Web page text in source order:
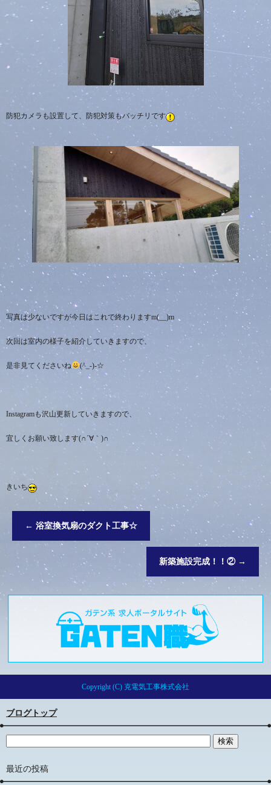
防犯カメラも設置して、防犯対策もバッチリです
写真は少ないですが今日はこれで終わりますm(__)m
次回は室内の様子を紹介していきますので、
是非見てくださいね (^_-)-☆
Instagramも沢山更新していきますので、
宜しくお願い致します(∩´∀ ｀ )∩
きいち
← 浴室換気扇のダクト工事☆
新築施設完成！！② →
Copyright (C) 克電気工事株式会社
ブログトップ
最近の投稿